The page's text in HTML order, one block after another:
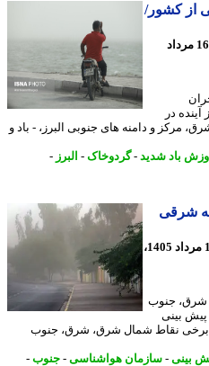
کشور/
- جمعه 16 مرداد
در
و دامنه های جنوبی البرز، - باد و
باد شدید-گردوخاک-البرز -
2 روز پیش - جمعه 16 مرداد 1405،
جنوب
نقاط شمال شرق، شرق، جنوب
-سازمان هواشناسی-جنوب-